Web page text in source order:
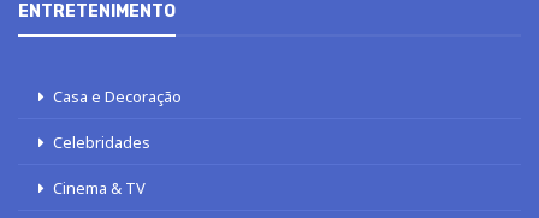
ENTRETENIMENTO
Casa e Decoração
Celebridades
Cinema & TV